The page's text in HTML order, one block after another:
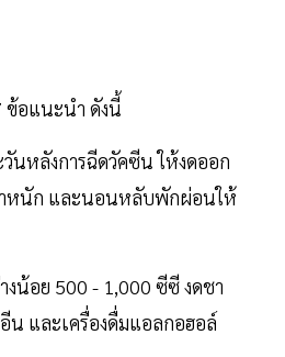
ข้อแนะนำ ดังนี้
นหลังการฉีดวัคซีน ให้งดออก
หนัก และนอนหลับพักผ่อนให้
น้อย 500 - 1,000 ซีซี งดชา
น และเครื่องดื่มแอลกอฮอล์